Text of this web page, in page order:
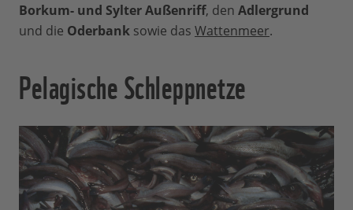
Borkum- und Sylter Außenriff, den Adlergrund
und die Oderbank sowie das Wattenmeer.
Pelagische Schleppnetze